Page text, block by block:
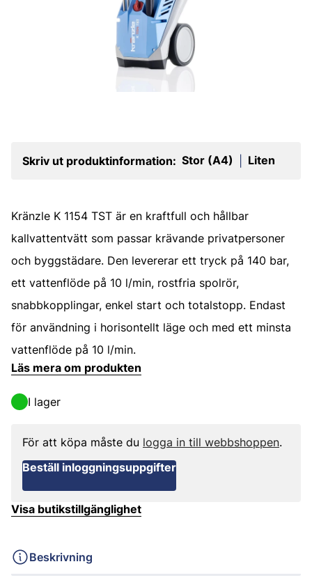
Skriv ut produktinformation: Stor (A4) Liten
Kränzle K 1154 TST är en kraftfull och hållbar
kallvattentvätt som passar krävande privatpersoner
och byggstädare. Den levererar ett tryck på 140 bar,
ett vattenflöde på 10 l/min, rostfria spolrör,
snabbkopplingar, enkel start och totalstopp. Endast
för användning i horisontellt läge och med ett minsta
vattenflöde på 10 l/min.
Läs mera om produkten
I lager
För att köpa måste du logga in till webbshoppen.
Beställ inloggningsuppgifter
Visa butikstillgänglighet
Beskrivning